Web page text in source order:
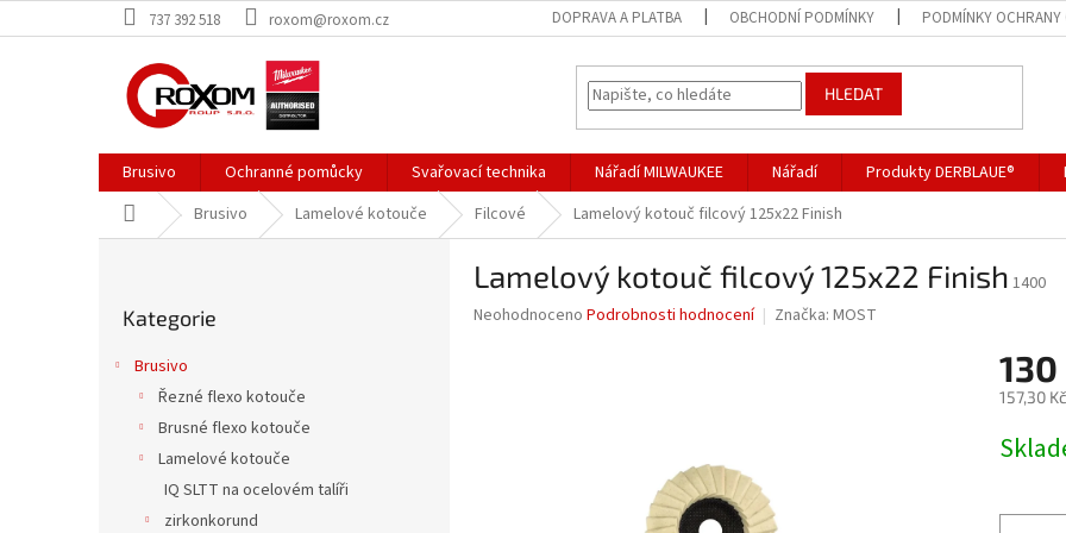
na
737 392 518 roxom@roxom.cz DOPRAVA A PLATBA OBCHODNÍ PODMÍNKY PODMÍNKY OCHRANY
HLEDAT
Brusivo Ochranné pomůcky Svařovací technika Nářadí MILWAUKEE Nářadí Produkty DERBLAUE®
Domů Brusivo Lamelové kotouče Filcové Lamelový kotouč filcový 125x22 Finish
kategorie
Kategorie
Brusivo
Řezné flexo kotouče
Brusné flexo kotouče
Lamelové kotouče
IQ SLTT na ocelovém talíři
zirkonkorund
Lamelový kotouč filcový 125x22 Finish 1400
Průměrné
Neohodnoceno Podrobnosti hodnocení Značka: MOST
130
157,30
cena: